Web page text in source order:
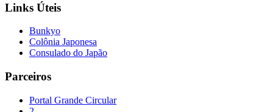
Links Úteis
Bunkyo
Colônia Japonesa
Consulado do Japão
Parceiros
Portal Grande Circular